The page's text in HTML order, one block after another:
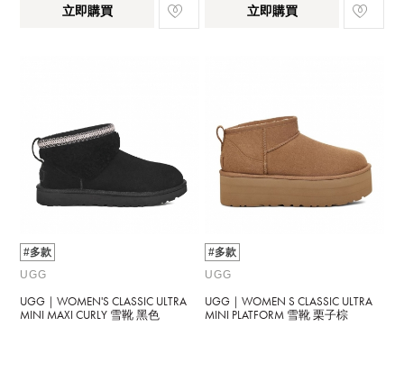
立即購買 立即購買
#多款
UGG
UGG｜WOMEN'S CLASSIC ULTRA
MINI MAXI CURLY 雪靴 黑色
#多款
UGG
UGG｜WOMEN S CLASSIC ULTRA
MINI PLATFORM 雪靴 栗子棕